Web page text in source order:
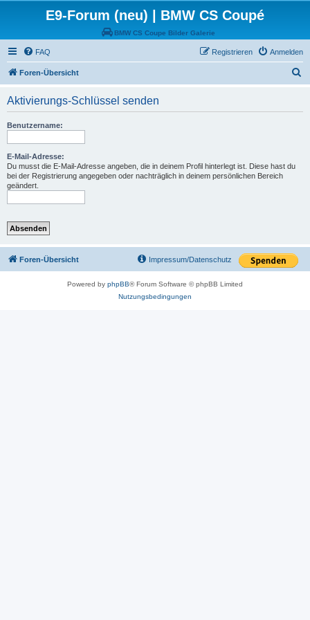
E9-Forum (neu) | BMW CS Coupé
BMW CS Coupe Bilder Galerie
FAQ Anmelden
Registrieren
Foren-Übersicht
Aktivierungs-Schlüssel senden
Benutzername:
E-Mail-Adresse:
Du musst die E-Mail-Adresse angeben, die in deinem Profil hinterlegt ist. Diese hast du
bei der Registrierung angegeben oder nachträglich in deinem persönlichen Bereich
geändert.
Foren-Übersicht Impressum/Datenschutz
Powered by phpBB® Forum Software © phpBB Limited
Nutzungsbedingungen